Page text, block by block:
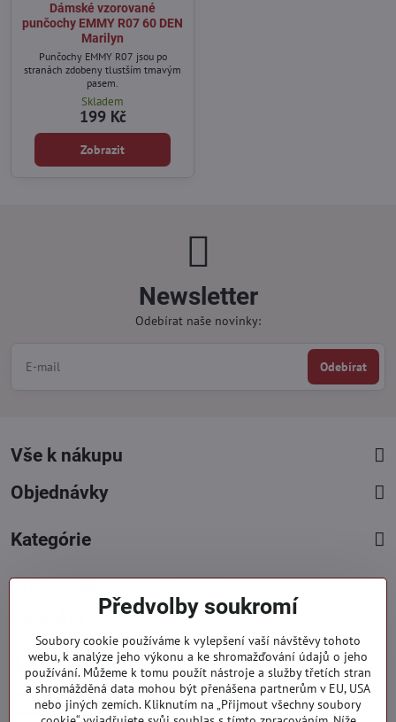
Dámské vzorované
punčochy EMMY R07 60 DEN
Marilyn
Punčochy EMMY R07 jsou po
stranách zdobeny tlustším tmavým
pasem.
Skladem
199 Kč
Zobrazit
Newsletter
Odebírat naše novinky:
Odebírat
Vše k nákupu
Objednávky
Kategórie
+421 919 060 751
Pondělí - Pátek : 09:00 - 15:00 hod.
info​@everlady​.eu
Non stop ( 24/7 )
Předvolby soukromí
Soubory cookie používáme k vylepšení vaší návštěvy tohoto
webu, k analýze jeho výkonu a ke shromažďování údajů o jeho
používání. Můžeme k tomu použít nástroje a služby třetích stran
a shromážděná data mohou být přenášena partnerům v EU, USA
nebo jiných zemích. Kliknutím na „Přijmout všechny soubory